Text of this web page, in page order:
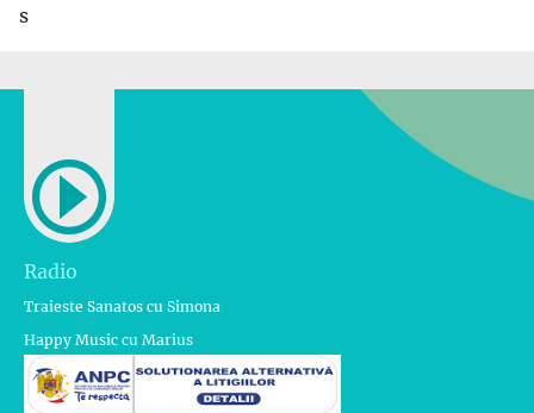
s
Radio
Traieste Sanatos cu Simona
Happy Music cu Marius